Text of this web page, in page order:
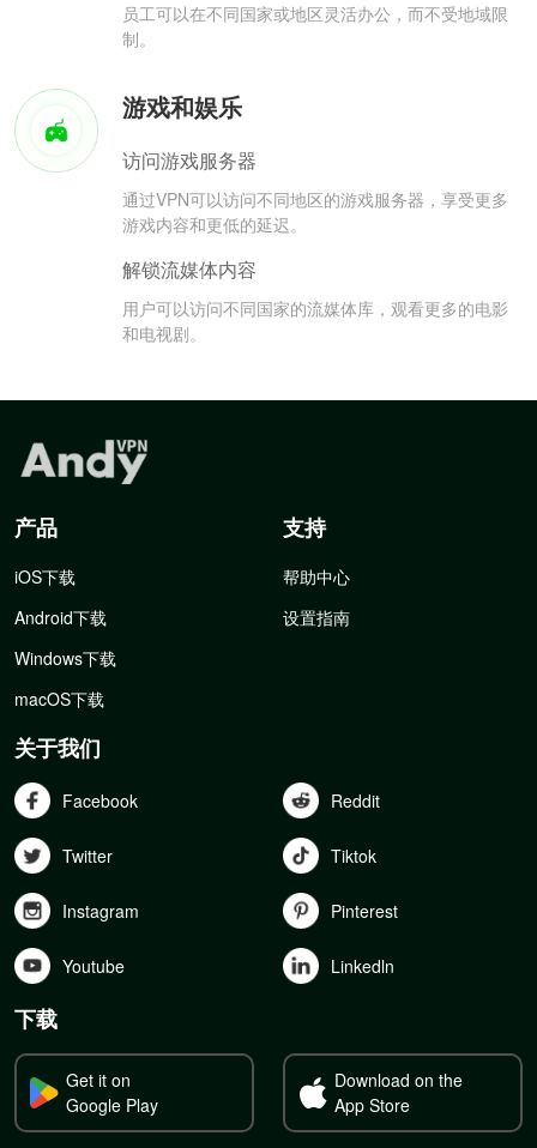
员工可以在不同国家或地区灵活办公，而不受地域限
制。
游戏和娱乐
访问游戏服务器
通过VPN可以访问不同地区的游戏服务器，享受更多
游戏内容和更低的延迟。
解锁流媒体内容
用户可以访问不同国家的流媒体库，观看更多的电影
和电视剧。
产品
iOS下载
Android下载
Windows下载
macOS下载
支持
帮助中心
设置指南
关于我们
Facebook Reddit
Twitter Tiktok
Instagram Pinterest
Youtube Linkedln
下载
Get it on
Google Play
Download on the
App Store